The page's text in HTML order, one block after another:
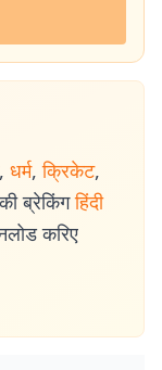
, धर्म, क्रिकेट,
ब्रेकिंग हिंदी
करिए